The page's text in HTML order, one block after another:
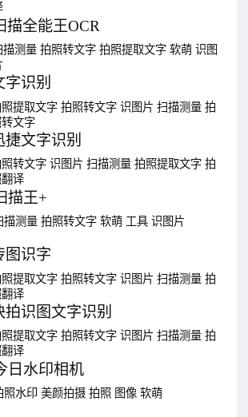
描全能王OCR
描测量 拍照转文字 拍照提取文字 软萌 识图
字识别
提取文字 拍照转文字 识图片 扫描测量 拍
转文字
捷文字识别
转文字 识图片 扫描测量 拍照提取文字 拍
翻译
描王+
描测量 拍照转文字 软萌 工具 识图片
图识字
提取文字 拍照转文字 识图片 扫描测量 拍
翻译
拍识图文字识别
提取文字 拍照转文字 识图片 扫描测量 拍
翻译
日水印相机
照水印 美颜拍摄 拍照 图像 软萌